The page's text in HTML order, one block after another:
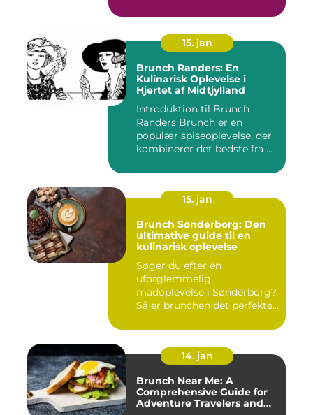
15. jan
Brunch Randers: En
Kulinarisk Oplevelse i
Hjertet af Midtjylland
Introduktion til Brunch
Randers Brunch er en
populær spiseoplevelse, der
kombinerer det bedste fra ...
15. jan
Brunch Sønderborg: Den
ultimative guide til en
kulinarisk oplevelse
Søger du efter en
uforglemmelig
madoplevelse i Sønderborg?
Så er brunchen det perfekte
14. jan
Brunch Near Me: A
Comprehensive Guide for
Adventure Travelers and